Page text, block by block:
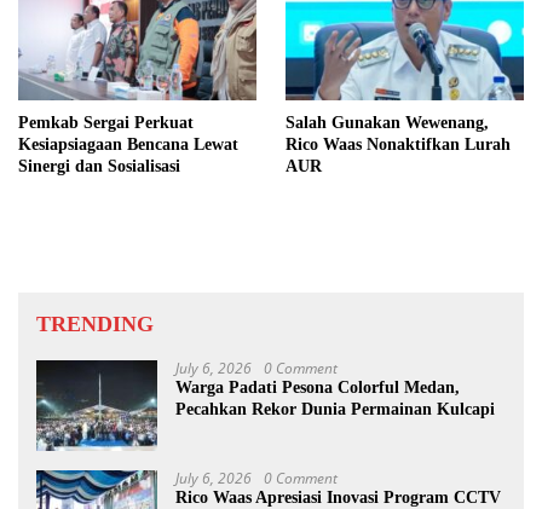
Pemkab Sergai Perkuat
Kesiapsiagaan Bencana Lewat
Sinergi dan Sosialisasi
Salah Gunakan Wewenang,
Rico Waas Nonaktifkan Lurah
AUR
TRENDING
July 6, 2026 0 Comment
Warga Padati Pesona Colorful Medan,
Pecahkan Rekor Dunia Permainan Kulcapi
July 6, 2026 0 Comment
Rico Waas Apresiasi Inovasi Program CCTV